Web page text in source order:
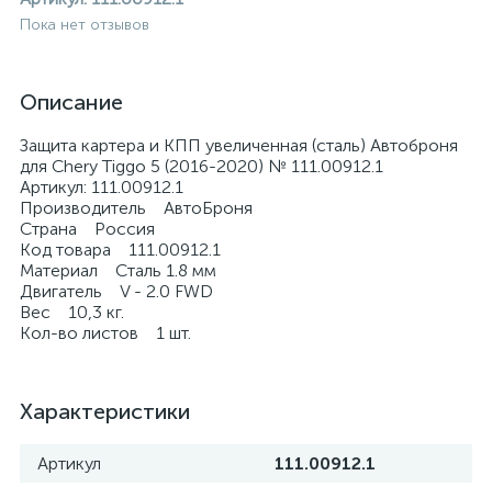
Пока нет отзывов
Описание
Защита картера и КПП увеличенная (сталь) Автоброня
для Chery Tiggo 5 (2016-2020) № 111.00912.1
Артикул: 111.00912.1
Производитель АвтоБроня
Страна Россия
Код товара 111.00912.1
Материал Сталь 1.8 мм
Двигатель V - 2.0 FWD
Вес 10,3 кг.
Кол-во листов 1 шт.
Характеристики
Артикул
111.00912.1